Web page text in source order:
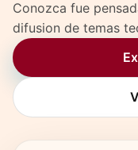
Conozca fue
difusion de temas